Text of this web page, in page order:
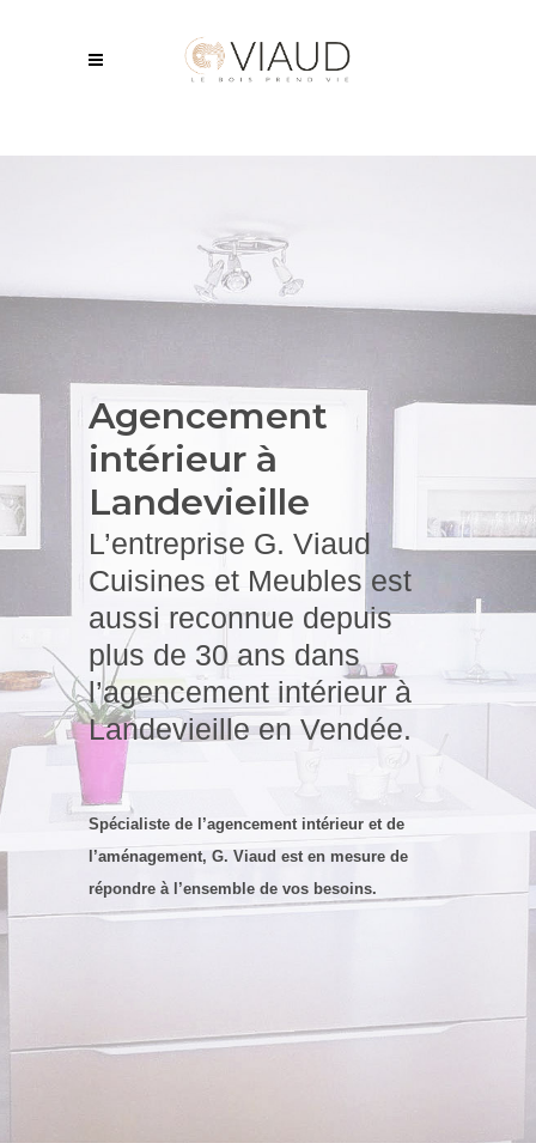
Agencement
intérieur à
Landevieille
L’entreprise G. Viaud
Cuisines et Meubles est
aussi reconnue depuis
plus de 30 ans dans
l’agencement intérieur à
Landevieille en Vendée.
Spécialiste de l’agencement intérieur et de
l’aménagement, G. Viaud est en mesure de
répondre à l’ensemble de vos besoins.